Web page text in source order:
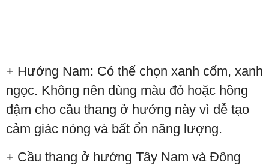
+ Hướng Nam: Có thể chọn xanh cốm, xanh
ngọc. Không nên dùng màu đỏ hoặc hồng
đậm cho cầu thang ở hướng này vì dễ tạo
cảm giác nóng và bất ổn năng lượng.
+ Cầu thang ở hướng Tây Nam và Đông